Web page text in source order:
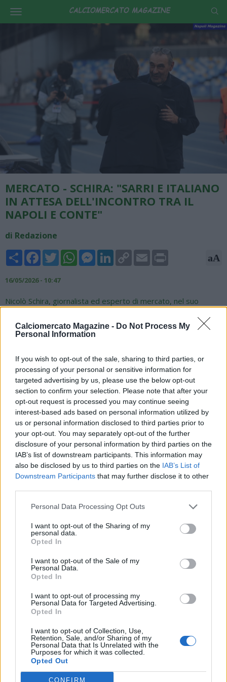
Calciomercato Magazine - Do Not Process My
Personal Information
If you wish to opt-out of the sale, sharing to third parties, or
processing of your personal or sensitive information for
targeted advertising by us, please use the below opt-out
section to confirm your selection. Please note that after your
opt-out request is processed you may continue seeing
interest-based ads based on personal information utilized by
us or personal information disclosed to third parties prior to
your opt-out. You may separately opt-out of the further
disclosure of your personal information by third parties on the
IAB’s list of downstream participants. This information may
also be disclosed by us to third parties on the IAB’s List of
Downstream Participants that may further disclose it to other
Personal Data Processing Opt Outs
I want to opt-out of the Sharing of my
personal data.
Opted In
I want to opt-out of the Sale of my
Personal Data.
Opted In
I want to opt-out of processing my
Personal Data for Targeted Advertising.
Opted In
I want to opt-out of Collection, Use,
Retention, Sale, and/or Sharing of my
Personal Data that Is Unrelated with the
Purposes for which it was collected.
Opted Out
CONFIRM
MERCATO - SCHIRA: "SARRI E ITALIANO
IN ATTESA DELL'INCONTRO TRA IL
NAPOLI E CONTE"
di Redazione
Share FacebookTwitterWhatsAppMessengerLinkedInCopy
Link
Email aA
16/05/2026 - 10:47
Nicolò Schira, giornalista ed esperto di mercato, nel suo
Serie A ha parlato anche di Vincenzo Italiano e Maurizio Sarri,
accostati alla panchina del Napoli: "Bisognerà capire se
conferma: la sensazione è che siano in rialzo le quotazioni
della permanenza di Conte rispetto a qualche mese fa. Ma
vediamo, sono aperti ancora tutti gli scenari: Sarri e Italiano
sono lì, che aspettano di capire cosa può accadere al Napoli.
Per Sarri c'è il fortissimo corteggiamento anche di Giuntoli che
lo vorrebbe a Bergamo all'Atalanta".
Il materiale (testo, foto e video) consultabile in questo portale è di nostra proprietà.
Alcune foto (screenshot) ed articoli presenti su "Calciomercato Magazine" sono in parte
giunti da internet, in quanto arrivati alla nostra attenzione attraverso regolari
comunicati stampa con immagini e testi allegati ed autorizzati alla pubblicazione, e